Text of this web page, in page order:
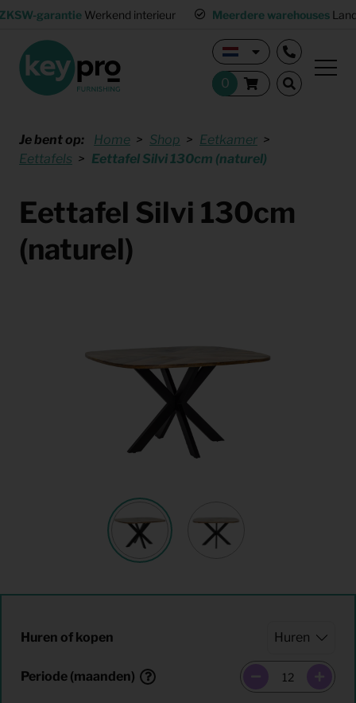
garantie Werkend interieur Meerdere warehouses
Je bent op: Home Shop
Eetkamer
Eettafels
Eettafel Silvi 130cm (naturel)
Eettafel Silvi 130cm
(naturel)
Huren of kopen
Periode (maanden)